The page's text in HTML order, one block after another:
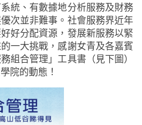
統、有數據地分析服務及財務
次並非難事。社會服務界近年
好分配資源，發展新服務以緊
一大挑戰，感謝女青及各嘉賓
組合管理」工具書（見下圖）
院的動態！